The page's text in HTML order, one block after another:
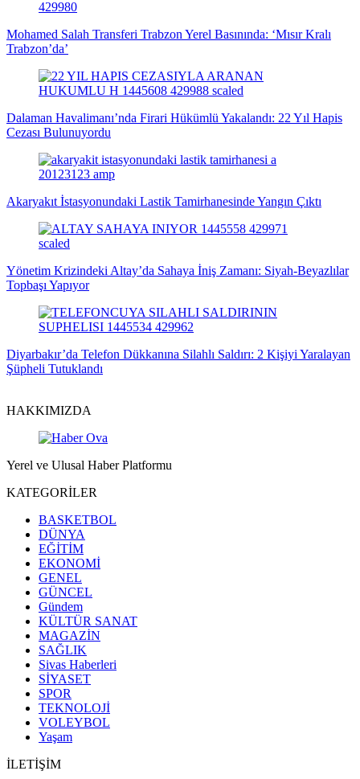
Mohamed Salah Transferi Trabzon Yerel Basınında: ‘Mısır Kralı
Trabzon’da’
Dalaman Havalimanı’nda Firari Hükümlü Yakalandı: 22 Yıl Hapis
Cezası Bulunuyordu
Akaryakıt İstasyonundaki Lastik Tamirhanesinde Yangın Çıktı
Yönetim Krizindeki Altay’da Sahaya İniş Zamanı: Siyah-Beyazlılar
Topbaşı Yapıyor
Diyarbakır’da Telefon Dükkanına Silahlı Saldırı: 2 Kişiyi Yaralayan
Şüpheli Tutuklandı
HAKKIMIZDA
Yerel ve Ulusal Haber Platformu
KATEGORİLER
BASKETBOL
DÜNYA
EĞİTİM
EKONOMİ
GENEL
GÜNCEL
Gündem
KÜLTÜR SANAT
MAGAZİN
SAĞLIK
Sivas Haberleri
SİYASET
SPOR
TEKNOLOJİ
VOLEYBOL
Yaşam
İLETİŞİM